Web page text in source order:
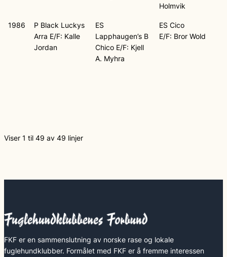
Holmvik
1986
P Black Luckys
Arra E/F: Kalle
Jordan
ES
Lapphaugen’s B
Chico E/F: Kjell
A. Myhra
ES Cico
E/F: Bror Wold
Viser 1 til 49 av 49 linjer
FKF er en sammenslutning av norske rase og lokale
fuglehundklubber. Formålet med FKF er å fremme interessen